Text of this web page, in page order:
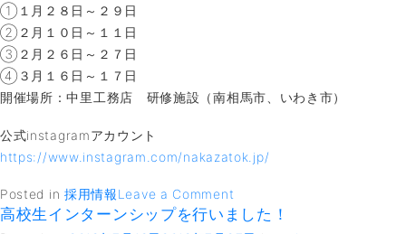
①１月２８日～２９日
②２月１０日～１１日
③２月２６日～２７日
④３月１６日～１７日
開催場所：中里工務店 研修施設（南相馬市、いわき市）
公式instagramアカウント
https://www.instagram.com/nakazatok.jp/
Posted in 採用情報Leave a Comment
イ
高校生インターンシップを行いました！